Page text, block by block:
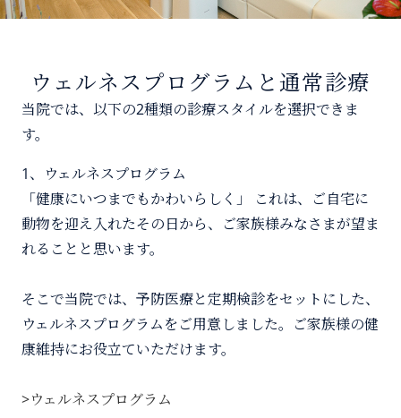
ウェルネスプログラムと通常診療
当院では、以下の2種類の診療スタイルを選択できま
す。
1、ウェルネスプログラム
「健康にいつまでもかわいらしく」 これは、ご自宅に
動物を迎え入れたその日から、ご家族様みなさまが望ま
れることと思います。
そこで当院では、予防医療と定期検診をセットにした、
ウェルネスプログラムをご用意しました。ご家族様の健
康維持にお役立ていただけます。
>ウェルネスプログラム